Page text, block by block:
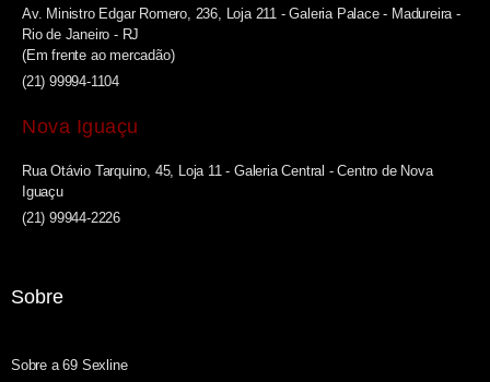
Av. Ministro Edgar Romero, 236, Loja 211 - Galeria Palace - Madureira -
Rio de Janeiro - RJ
(Em frente ao mercadão)
(21) 99994-1104
Nova Iguaçu
Rua Otávio Tarquino, 45, Loja 11 - Galeria Central - Centro de Nova
Iguaçu
(21) 99944-2226
Sobre
Sobre a 69 Sexline